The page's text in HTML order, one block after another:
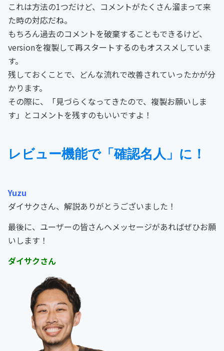
これは方法の1つだけど、コメントがたくさん溜まって来
た時の対応だね。
もちろん過去のコメントを破棄することもできるけど、
versionを複製して再スタートするのもオススメしていま
す。
残しておくことで、どんな流れで改善されていったかが分
かります。
その際に、「見づらくなってきたので、複製お願いしま
す」とコメントを残すのもいいですよ！
レビュー機能で「確認名人」に！
Yuzu
ダイサクさん、解説ありがとうございました！
最後に、ユーザーの皆さんへメッセージがあればぜひお願
いします！
ダイサクさん